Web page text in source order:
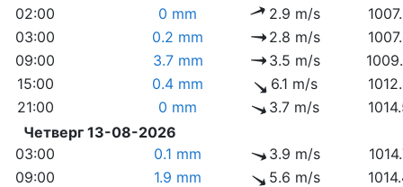
02:00
0 mm 2.9 m/s
03:00
0.2 mm 2.8 m/s
09:00
3.7 mm 3.5 m/s
15:00
0.4 mm 6.1 m/s
21:00
0 mm 3.7 m/s
Четверг 13-08-2026
03:00
0.1 mm 3.9 m/s
09:00
1.9 mm 5.6 m/s